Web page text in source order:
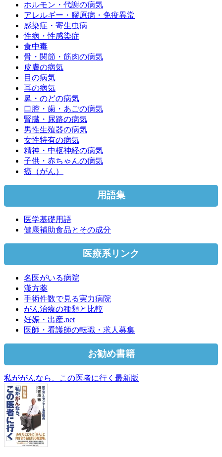
ホルモン・代謝の病気
アレルギー・膠原病・免疫異常
感染症・寄生虫病
性病・性感染症
食中毒
骨・関節・筋肉の病気
皮膚の病気
目の病気
耳の病気
鼻・のどの病気
口腔・歯・あごの病気
腎臓・尿路の病気
男性生殖器の病気
女性特有の病気
精神・中枢神経の病気
子供・赤ちゃんの病気
癌（がん）
用語集
医学基礎用語
健康補助食品とその成分
医療系リンク
名医がいる病院
漢方薬
手術件数で見る実力病院
がん治療の種類と比較
妊娠・出産.net
医師・看護師の転職・求人募集
お勧め書籍
私ががんなら、この医者に行く最新版